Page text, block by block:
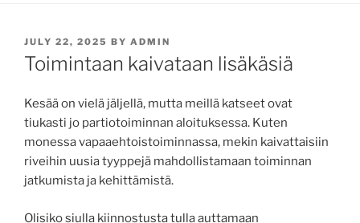
POSTED
ON
JULY 22, 2025 BY ADMIN
Toimintaan kaivataan lisäkäsiä
Kesää on vielä jäljellä, mutta meillä katseet ovat
tiukasti jo partiotoiminnan aloituksessa. Kuten
monessa vapaaehtoistoiminnassa, mekin kaivattaisiin
riveihin uusia tyyppejä mahdollistamaan toiminnan
jatkumista ja kehittämistä.
Olisiko siulla kiinnostusta tulla auttamaan